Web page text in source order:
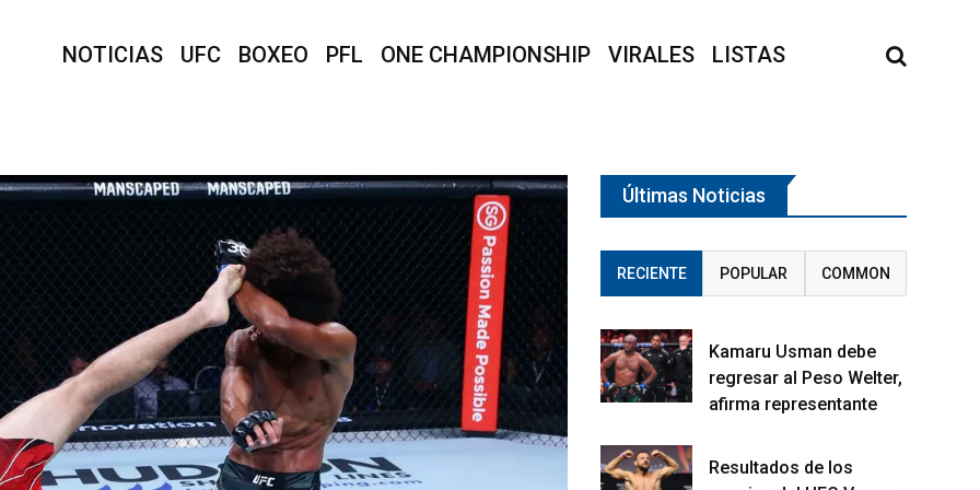
NOTICIAS UFC BOXEO PFL ONE CHAMPIONSHIP VIRALES LISTAS
Últimas Noticias
RECIENTE POPULAR COMMON
Kamaru Usman debe
regresar al Peso Welter,
afirma representante
Resultados de los